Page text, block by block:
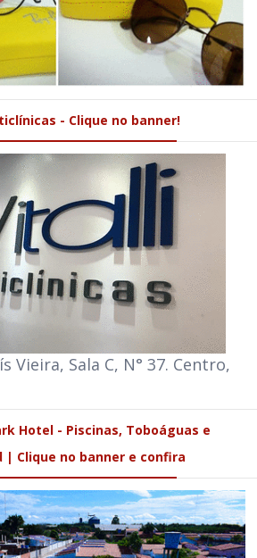
- Clique no banner!
Vieira, Sala C, N° 37. Centro,
Hotel - Piscinas, Toboáguas e
| Clique no banner e confira